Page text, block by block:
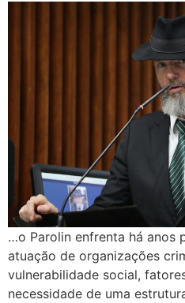
…o Parolin enfrenta há anos
atuação de organizações
vulnerabilidade social,
necessidade de uma